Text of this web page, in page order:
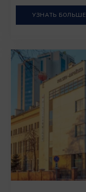
УЗНАТЬ БОЛЬШЕ